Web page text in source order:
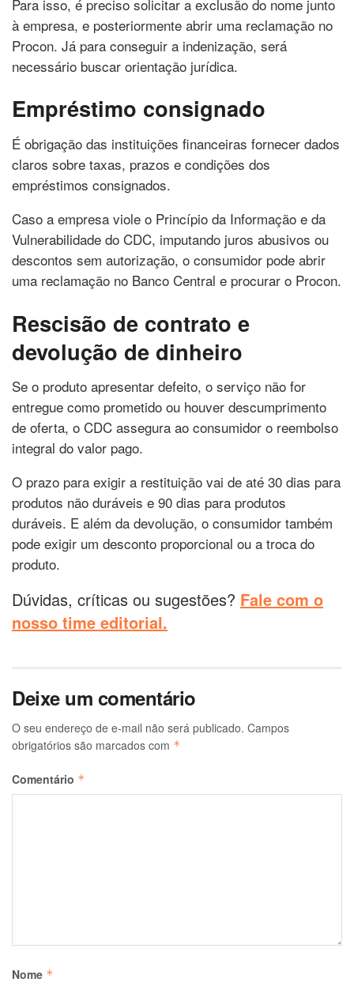
Para isso, é preciso solicitar a exclusão do nome junto
à empresa, e posteriormente abrir uma reclamação no
Procon. Já para conseguir a indenização, será
necessário buscar orientação jurídica.
Empréstimo consignado
É obrigação das instituições financeiras fornecer dados
claros sobre taxas, prazos e condições dos
empréstimos consignados.
Caso a empresa viole o Princípio da Informação e da
Vulnerabilidade do CDC, imputando juros abusivos ou
descontos sem autorização, o consumidor pode abrir
uma reclamação no Banco Central e procurar o Procon.
Rescisão de contrato e
devolução de dinheiro
Se o produto apresentar defeito, o serviço não for
entregue como prometido ou houver descumprimento
de oferta, o CDC assegura ao consumidor o reembolso
integral do valor pago.
O prazo para exigir a restituição vai de até 30 dias para
produtos não duráveis e 90 dias para produtos
duráveis. E além da devolução, o consumidor também
pode exigir um desconto proporcional ou a troca do
produto.
Dúvidas, críticas ou sugestões? Fale com o
nosso time editorial.
Deixe um comentário
O seu endereço de e-mail não será publicado. Campos
obrigatórios são marcados com *
Comentário *
Nome *